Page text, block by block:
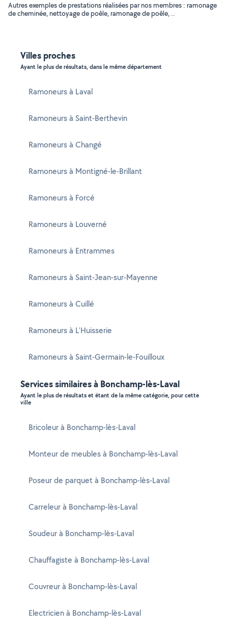
Autres exemples de prestations réalisées par nos membres : ramonage
de cheminée, nettoyage de poêle, ramonage de poêle, ..
Villes proches
Ayant le plus de résultats, dans le même département
Ramoneurs à Laval
Ramoneurs à Saint-Berthevin
Ramoneurs à Changé
Ramoneurs à Montigné-le-Brillant
Ramoneurs à Forcé
Ramoneurs à Louverné
Ramoneurs à Entrammes
Ramoneurs à Saint-Jean-sur-Mayenne
Ramoneurs à Cuillé
Ramoneurs à L'Huisserie
Ramoneurs à Saint-Germain-le-Fouilloux
Services similaires à Bonchamp-lès-Laval
Ayant le plus de résultats et étant de la même catégorie, pour cette
ville
Bricoleur à Bonchamp-lès-Laval
Monteur de meubles à Bonchamp-lès-Laval
Poseur de parquet à Bonchamp-lès-Laval
Carreleur à Bonchamp-lès-Laval
Soudeur à Bonchamp-lès-Laval
Chauffagiste à Bonchamp-lès-Laval
Couvreur à Bonchamp-lès-Laval
Electricien à Bonchamp-lès-Laval